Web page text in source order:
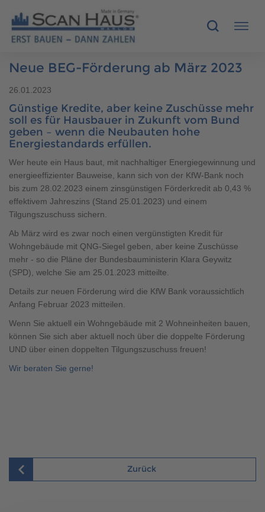
MUSTERHÄUSER
SCANHAUS-VORTEILE
RUND UMS BAUEN
ÜBER UNS
KONTAKT
Brauchen Sie Hilfe?
038221 4000
MUSTERHAUS FINDEN
Neue BEG-Förderung ab März 2023
26.01.2023
Günstige Kredite, aber keine Zuschüsse mehr
soll es für Hausbauer in Zukunft vom Bund
geben – wenn die Neubauten hohe
Energiestandards erfüllen.
Wer heute ein Haus baut, mit nachhaltiger Energiegewinnung und
energieeffizienter Bauweise, kann sich von der KfW-Bank noch
bis zum 28.02.2023 einem zinsgünstigen Förderkredit ab 0,43 %
effektivem Jahreszins (Stand 25.01.2023) und einem
Tilgungszuschuss sichern.
Ab März wird es zwar noch einen vergünstigten Kredit für
Wohngebäude mit QNG-Siegel geben, aber keine Zuschüsse
mehr - so die Pläne der Bundesbauministerin Klara Geywitz
(SPD), welche Sie am 25.01.2023 mitteilte.
Details zur neuen Förderung wird die KfW Bank voraussichtlich
Anfang Februar 2023 mitteilen.
Wenn Sie aktuell ein Wohngebäude mit 2 Wohneinheiten bauen,
können Sie sich aber aktuell noch über die doppelte Förderung
UND über einen doppelten Tilgungszuschuss freuen!
Wir beraten Sie gerne!
Zurück